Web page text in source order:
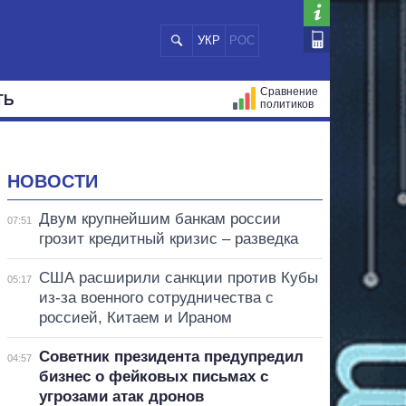
УКР РОС
Сравнение
политиков
НОВОСТИ
07:51
Двум крупнейшим банкам россии
грозит кредитный кризис – разведка
05:17
США расширили санкции против Кубы
из-за военного сотрудничества с
россией, Китаем и Ираном
04:57
Советник президента предупредил
бизнес о фейковых письмах с
угрозами атак дронов